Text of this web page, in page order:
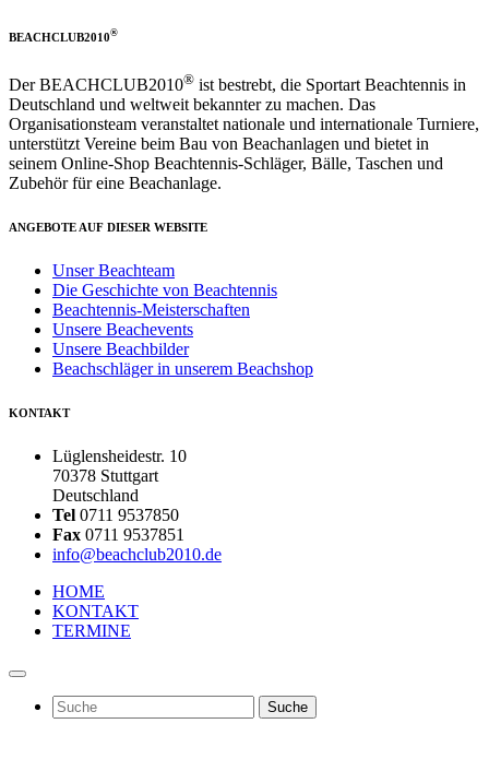
BEACHCLUB2010®
Der BEACHCLUB2010® ist bestrebt, die Sportart Beachtennis in
Deutschland und weltweit bekannter zu machen. Das
Organisationsteam veranstaltet nationale und internationale Turniere,
unterstützt Vereine beim Bau von Beachanlagen und bietet in
seinem Online-Shop Beachtennis-Schläger, Bälle, Taschen und
Zubehör für eine Beachanlage.
ANGEBOTE AUF DIESER WEBSITE
Unser Beachteam
Die Geschichte von Beachtennis
Beachtennis-Meisterschaften
Unsere Beachevents
Unsere Beachbilder
Beachschläger in unserem Beachshop
KONTAKT
Lüglensheidestr. 10
70378 Stuttgart
Deutschland
Tel 0711 9537850
Fax 0711 9537851
info@beachclub2010.de
HOME
KONTAKT
TERMINE
Suche